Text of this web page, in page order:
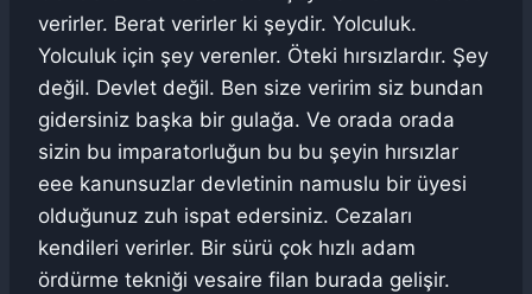
verirler. Berat verirler ki şeydir. Yolculuk.
Yolculuk için şey verenler. Öteki hırsızlardır. Şey
değil. Devlet değil. Ben size veririm siz bundan
gidersiniz başka bir gulağa. Ve orada orada
sizin bu imparatorluğun bu bu şeyin hırsızlar
eee kanunsuzlar devletinin namuslu bir üyesi
olduğunuz zuh ispat edersiniz. Cezaları
kendileri verirler. Bir sürü çok hızlı adam
ördürme tekniği vesaire filan burada gelişir.